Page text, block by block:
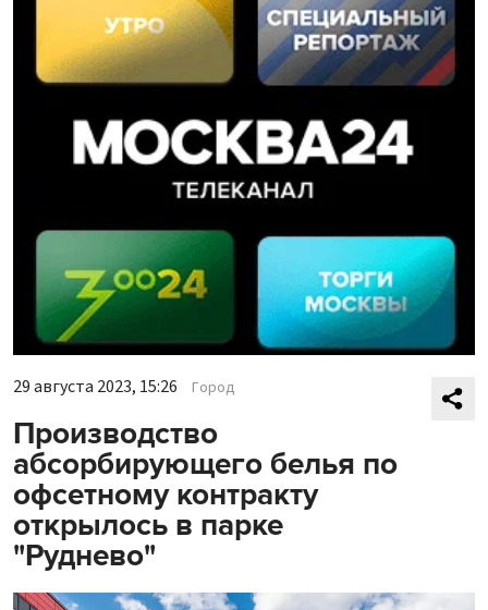
29 августа 2023, 15:26 Город
Производство
абсорбирующего белья по
офсетному контракту
открылось в парке
"Руднево"